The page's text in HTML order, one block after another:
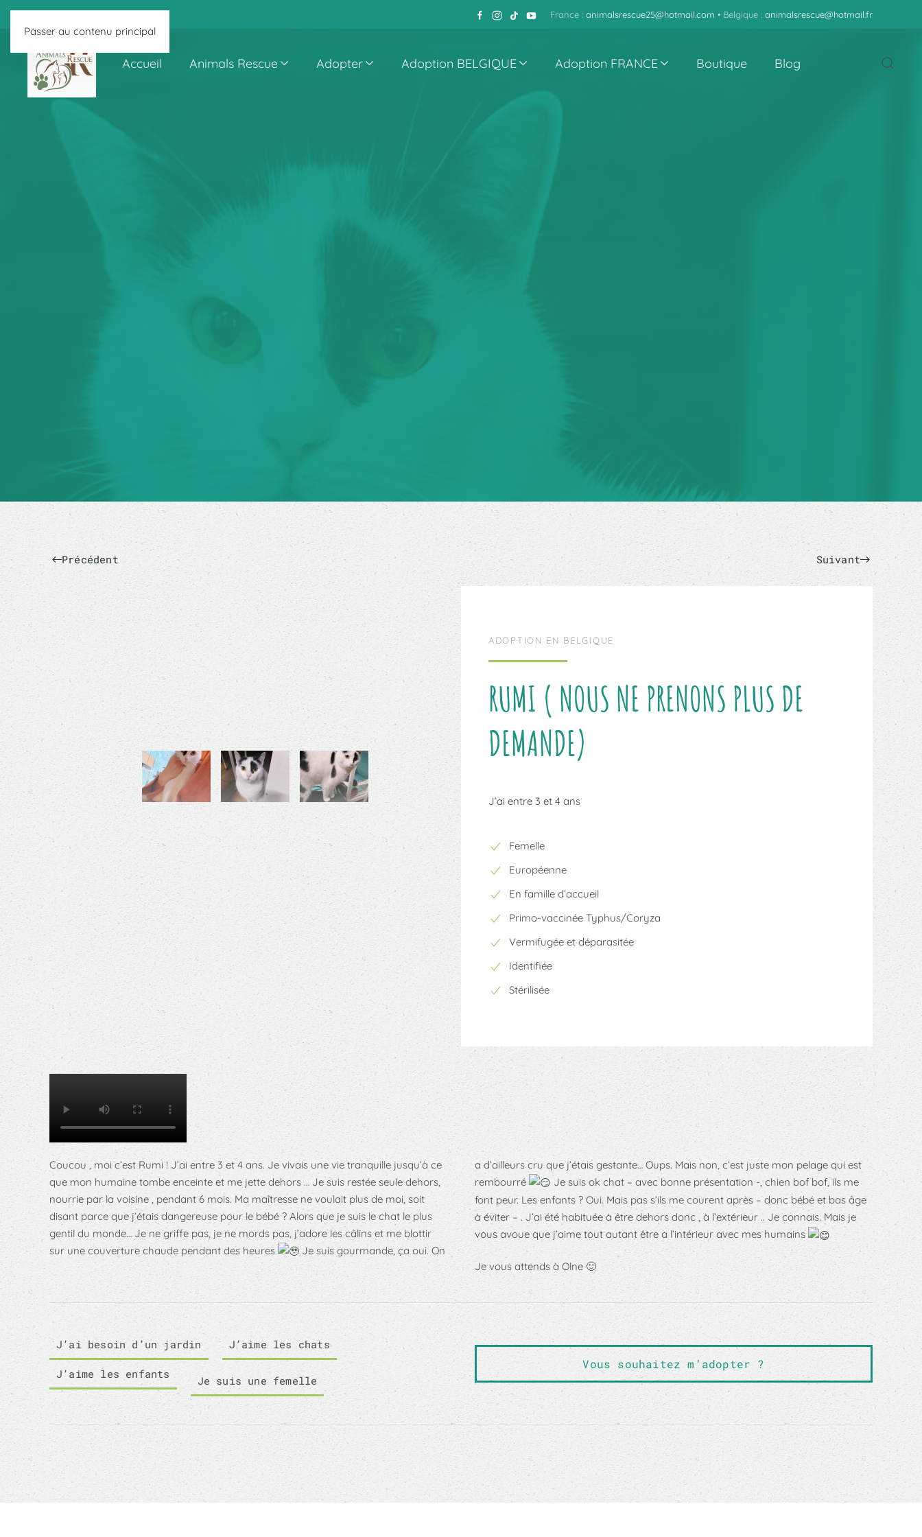
Passer au contenu principal
France : animalsrescue25@hotmail.com • Belgique : animalsrescue@hotmail.fr
Accueil Animals Rescue Adopter Adoption BELGIQUE Adoption FRANCE Boutique Blog
Précédent Suivant
ADOPTION EN BELGIQUE
RUMI ( NOUS NE PRENONS PLUS DE
DEMANDE)
J’ai entre 3 et 4 ans
Femelle
Européenne
En famille d’accueil
Primo-vaccinée Typhus/Coryza
Vermifugée et déparasitée
Identifiée
Stérilisée
Coucou , moi c’est Rumi ! J’ai entre 3 et 4 ans. Je vivais une vie tranquille jusqu’à ce
que mon humaine tombe enceinte et me jette dehors … Je suis restée seule dehors,
nourrie par la voisine , pendant 6 mois. Ma maîtresse ne voulait plus de moi, soit
disant parce que j’étais dangereuse pour le bébé ? Alors que je suis le chat le plus
gentil du monde… Je ne griffe pas, je ne mords pas, j’adore les câlins et me blottir
sur une couverture chaude pendant des heures
Je suis gourmande, ça oui. On
a d’ailleurs cru que j’étais gestante… Oups. Mais non, c’est juste mon pelage qui est
rembourré
Je suis ok chat – avec bonne présentation -, chien bof bof, ils me
font peur. Les enfants ? Oui. Mais pas s’ils me courent après – donc bébé et bas âge
à éviter – . J’ai été habituée à être dehors donc , à l’extérieur .. Je connais. Mais je
vous avoue que j’aime tout autant être a l’intérieur avec mes humains
Je vous attends à Olne 🙂
J’ai besoin d’un jardin J’aime les chats
J’aime les enfants Je suis une femelle
Vous souhaitez m’adopter ?